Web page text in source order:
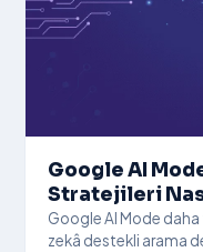
Google AI
Stratejileri
Google AI Mode daha
zekâ destekli arama